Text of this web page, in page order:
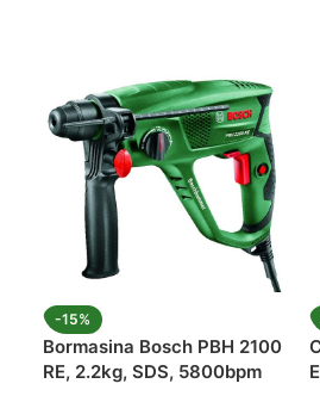
-15%
Bormasina Bosch PBH 2100
RE, 2.2kg, SDS, 5800bpm